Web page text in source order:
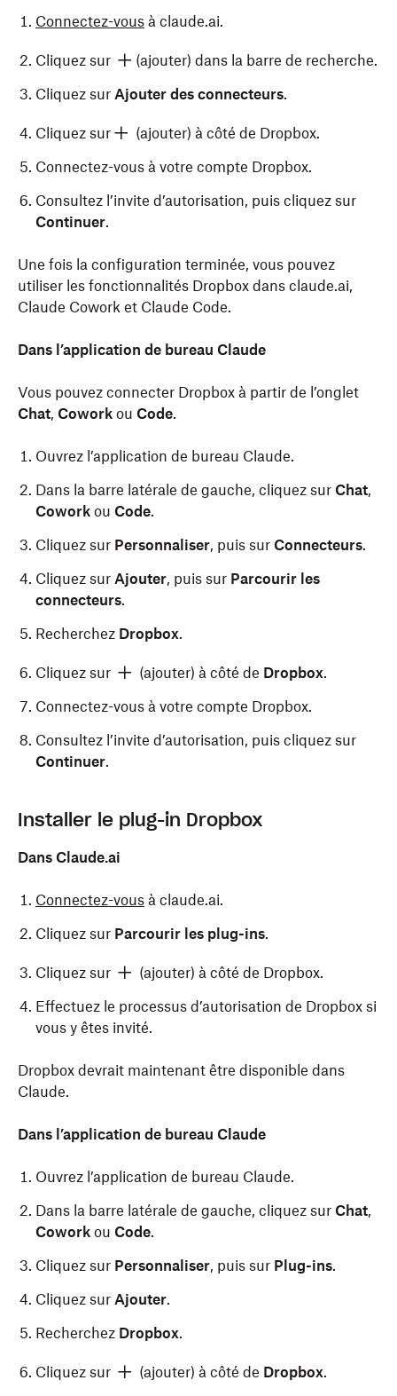
Connectez-vous à claude.ai.
Cliquez sur
(ajouter) dans la barre de recherche.
Cliquez sur Ajouter des connecteurs.
Cliquez sur
(ajouter) à côté de Dropbox.
Connectez-vous à votre compte Dropbox.
Consultez l’invite d’autorisation, puis cliquez sur
Continuer.
Une fois la configuration terminée, vous pouvez
utiliser les fonctionnalités Dropbox dans claude.ai,
Claude Cowork et Claude Code.
Dans l’application de bureau Claude
Vous pouvez connecter Dropbox à partir de l’onglet
Chat, Cowork ou Code.
Ouvrez l’application de bureau Claude.
Dans la barre latérale de gauche, cliquez sur Chat,
Cowork ou Code.
Cliquez sur Personnaliser, puis sur Connecteurs.
Cliquez sur Ajouter, puis sur Parcourir les
connecteurs.
Recherchez Dropbox.
Cliquez sur (ajouter) à côté de Dropbox.
Connectez-vous à votre compte Dropbox.
Consultez l’invite d’autorisation, puis cliquez sur
Continuer.
Installer le plug-in Dropbox
Dans Claude.ai
Connectez-vous à claude.ai.
Cliquez sur Parcourir les plug-ins.
Cliquez sur
(ajouter) à côté de Dropbox.
Effectuez le processus d’autorisation de Dropbox si
vous y êtes invité.
Dropbox devrait maintenant être disponible dans
Claude.
Dans l’application de bureau Claude
Ouvrez l’application de bureau Claude.
Dans la barre latérale de gauche, cliquez sur Chat,
Cowork ou Code.
Cliquez sur Personnaliser, puis sur Plug-ins.
Cliquez sur Ajouter.
Recherchez Dropbox.
Cliquez sur (ajouter) à côté de Dropbox.